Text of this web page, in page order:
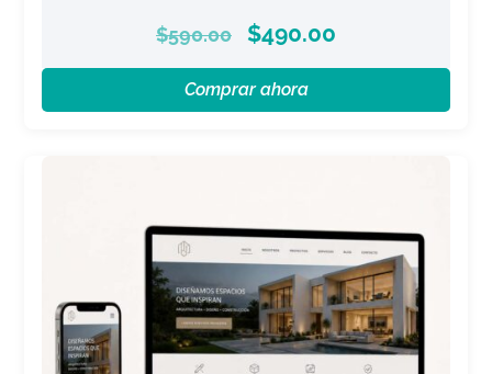
$590.00 $490.00
Comprar ahora